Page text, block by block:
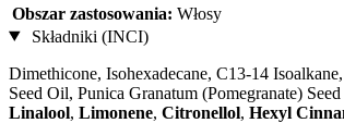
Obszar zastosowania: Włosy
Składniki (INCI)
Dimethicone, Isohexadecane, C13-14
Seed Oil, Punica Granatum (Pomegranate)
Linalool, Limonene, Citronellol, Hexyl